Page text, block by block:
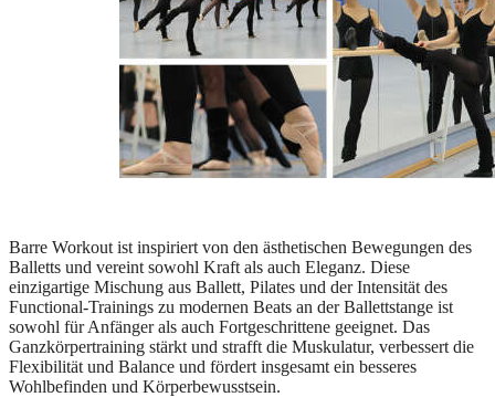
Barre Workout ist inspiriert von den ästhetischen Bewegungen des
Balletts und vereint sowohl Kraft als auch Eleganz. Diese
einzigartige Mischung aus Ballett, Pilates und der Intensität des
Functional-Trainings zu modernen Beats an der Ballettstange ist
sowohl für Anfänger als auch Fortgeschrittene geeignet. Das
Ganzkörpertraining stärkt und strafft die Muskulatur, verbessert die
Flexibilität und Balance und fördert insgesamt ein besseres
Wohlbefinden und Körperbewusstsein.